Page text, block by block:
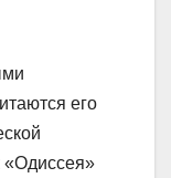
его
«Одиссея»